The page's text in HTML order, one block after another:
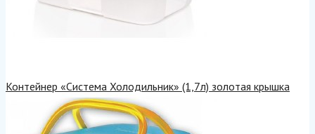
Контейнер «Система Холодильник» (1,7л) золотая крышка